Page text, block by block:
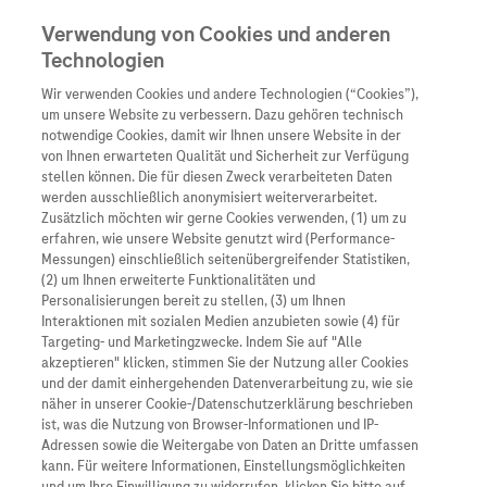
Unternehmen
Übersicht
Wer wir sind
Was uns antreibt
Unsere Standorte
Roche Stories
Events
Innovation
Übersicht
Forschung
Personalisierte
Digitalisierung
Blog Zukunftslabor
Übersicht
Unser Service für
Informationen zu
Diagnostik ist
Klinische Studien
Arzneimittel
Übersicht
Arzneimittel A-Z
Roche Pipeline
Roche Fachportal
Diagnostik
Kontakt
Presse
Karriere
Verwendung von Cookies und anderen
Technologien
Wir verwenden Cookies und andere Technologien (“Cookies”),
um unsere Website zu verbessern. Dazu gehören technisch
notwendige Cookies, damit wir Ihnen unsere Website in der
von Ihnen erwarteten Qualität und Sicherheit zur Verfügung
stellen können. Die für diesen Zweck verarbeiteten Daten
werden ausschließlich anonymisiert weiterverarbeitet.
Zusätzlich möchten wir gerne Cookies verwenden, (1) um zu
erfahren, wie unsere Website genutzt wird (Performance-
Messungen) einschließlich seitenübergreifender Statistiken,
(2) um Ihnen erweiterte Funktionalitäten und
Personalisierungen bereit zu stellen, (3) um Ihnen
Interaktionen mit sozialen Medien anzubieten sowie (4) für
Targeting- und Marketingzwecke. Indem Sie auf "Alle
akzeptieren" klicken, stimmen Sie der Nutzung aller Cookies
und der damit einhergehenden Datenverarbeitung zu, wie sie
näher in unserer Cookie-/Datenschutzerklärung beschrieben
ist, was die Nutzung von Browser-Informationen und IP-
Adressen sowie die Weitergabe von Daten an Dritte umfassen
kann. Für weitere Informationen, Einstellungsmöglichkeiten